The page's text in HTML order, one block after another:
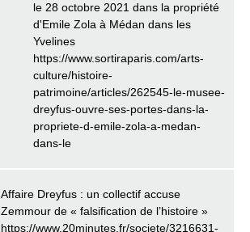
le 28 octobre 2021 dans la propriété
d'Emile Zola à Médan dans les
Yvelines
https://www.sortiraparis.com/arts-
culture/histoire-
patrimoine/articles/262545-le-musee-
dreyfus-ouvre-ses-portes-dans-la-
propriete-d-emile-zola-a-medan-
dans-le
Affaire Dreyfus : un collectif accuse
Zemmour de « falsification de l’histoire »
https://www.20minutes.fr/societe/3216631-